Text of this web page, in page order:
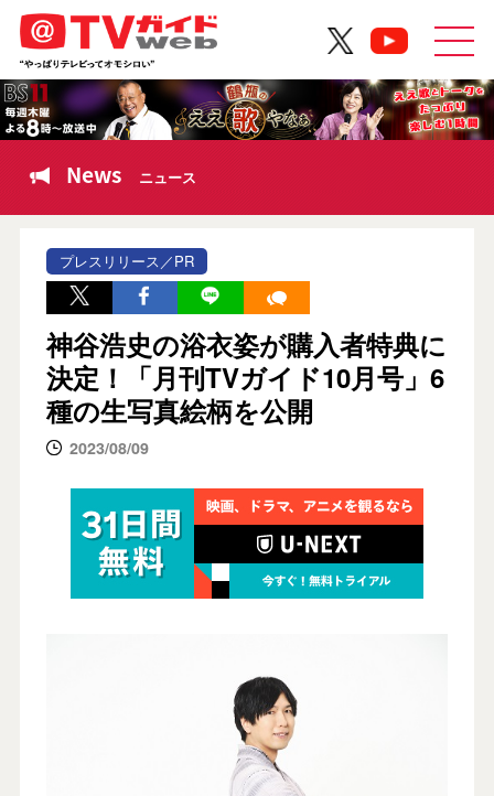
News ニュース
プレスリリース／PR
神谷浩史の浴衣姿が購入者特典に
決定！「月刊TVガイド10月号」6
種の生写真絵柄を公開
2023/08/09